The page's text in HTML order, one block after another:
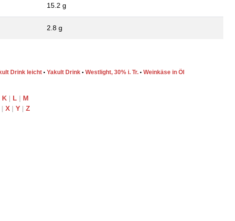
15.2 g
2.8 g
Drink leicht • Yakult Drink • Westlight, 30% i. Tr. • Weinkäse in Öl
K | L | M
| X | Y | Z